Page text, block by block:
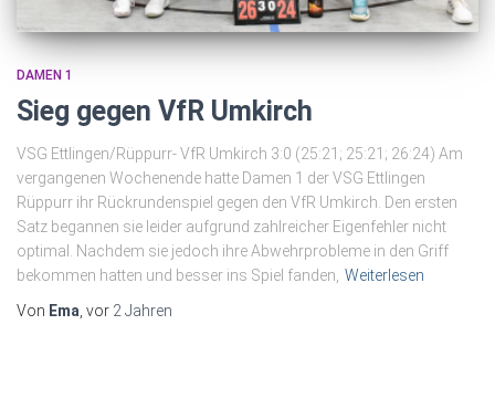
DAMEN 1
Sieg gegen VfR Umkirch
VSG Ettlingen/Rüppurr- VfR Umkirch 3:0 (25:21; 25:21; 26:24) Am
vergangenen Wochenende hatte Damen 1 der VSG Ettlingen
Rüppurr ihr Rückrundenspiel gegen den VfR Umkirch. Den ersten
Satz begannen sie leider aufgrund zahlreicher Eigenfehler nicht
optimal. Nachdem sie jedoch ihre Abwehrprobleme in den Griff
bekommen hatten und besser ins Spiel fanden, Weiterlesen
Von Ema , vor 2 Jahren